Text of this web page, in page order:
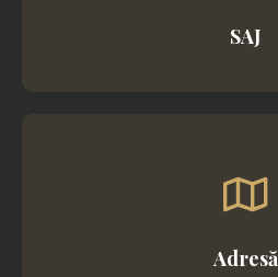
SAJ
Adresă